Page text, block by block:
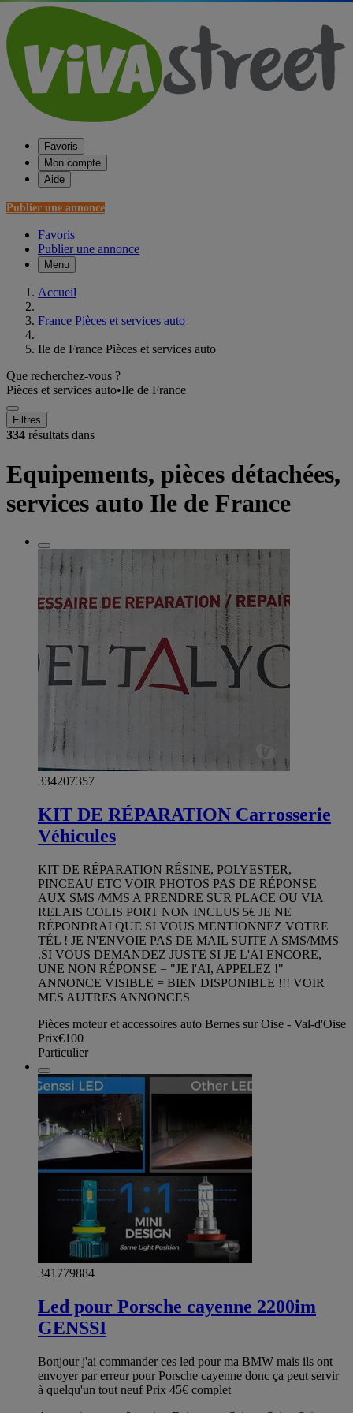
Favoris
Mon compte
Aide
Publier une annonce
Favoris
Publier une annonce
Menu
Accueil
France Pièces et services auto
Ile de France Pièces et services auto
Que recherchez-vous ?
Pièces et services auto•Ile de France
Filtres
334 résultats dans
Equipements, pièces détachées,
services auto Ile de France
334207357
KIT DE RÉPARATION Carrosserie
Véhicules
KIT DE RÉPARATION RÉSINE, POLYESTER,
PINCEAU ETC VOIR PHOTOS PAS DE RÉPONSE
AUX SMS /MMS A PRENDRE SUR PLACE OU VIA
RELAIS COLIS PORT NON INCLUS 5€ JE NE
RÉPONDRAI QUE SI VOUS MENTIONNEZ VOTRE
TÉL ! JE N'ENVOIE PAS DE MAIL SUITE A SMS/MMS
.SI VOUS DEMANDEZ JUSTE SI JE L'AI ENCORE,
UNE NON RÉPONSE = "JE l'AI, APPELEZ !"
ANNONCE VISIBLE = BIEN DISPONIBLE !!! VOIR
MES AUTRES ANNONCES
Pièces moteur et accessoires auto Bernes sur Oise - Val-d'Oise
Prix€100
Particulier
341779884
Led pour Porsche cayenne 2200im
GENSSI
Bonjour j'ai commander ces led pour ma BMW mais ils ont
envoyer par erreur pour Porsche cayenne donc ça peut servir
à quelqu'un tout neuf Prix 45€ complet